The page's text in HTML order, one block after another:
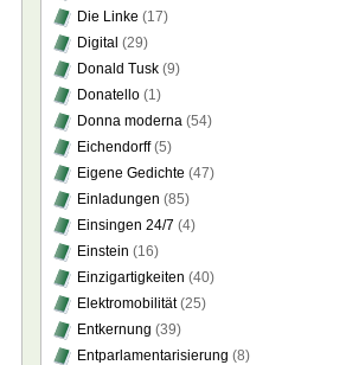
Die Linke (17)
Digital (29)
Donald Tusk (9)
Donatello (1)
Donna moderna (54)
Eichendorff(5)
Eigene Gedichte (47)
Einladungen (85)
Einsingen 24/7 (4)
Einstein (16)
Einzigartigkeiten (40)
Elektromobilität(25)
Entkernung (39)
Entparlamentarisierung (8)